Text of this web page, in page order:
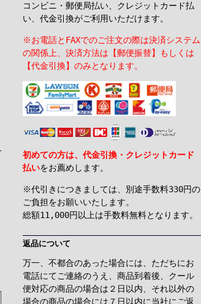
コンビニ・郵便局払い、クレジットカード払
い、代金引換がご利用いただけます。
※お電話とFAXでのご注文の際は決済システム
の関係上、決済方法は【郵便振替】もしくは
【代金引換】のみとなります。
初めての方は、代金引換・クレジットカード
払いをお薦めします。
※代引きにつきましては、別途手数料330円の
ご負担をお願いいたします。
総額11,000円以上は手数料無料となります。
返品について
万一、不都合のあった場合には、ただちにお
電話にてご連絡のうえ、商品到着後、クール
便対応の商品の場合は２日以内、それ以外の
場合の商品の場合には７日以内に当社にご返